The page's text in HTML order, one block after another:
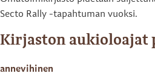
Secto Rally -tapahtuman vuoksi.
Kirjaston aukioloajat
annevihinen